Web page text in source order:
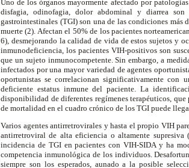
Uno de los órganos mayormente afectado por
disfagia, odinofagia, dolor abdominal y diarrea son
gastrointestinales (TGI) son una de las condiciones
muerte (2). Afectan el 50% de los pacientes
6), desmejorando la calidad de vida de estos sujetos y
inmunodeficiencia, los pacientes VIH-positivos son
que un sujeto inmunocompetente. Sin embargo, a
infectados por una mayor variedad de agentes
oportunistas se correlacionan significativamente
deficiente estatus inmune del paciente. La
disponibilidad de diferentes regímenes terapéuticos,
de mortalidad en el cuadro crónico de los TGI puede
Varios agentes antirretrovirales y hasta el propio VIH
antirretroviral de alta eficiencia o altamente
incidencia de TGI en pacientes con VIH-SIDA y ha
competencia inmunológica de los individuos.
siempre son los esperados, aunado a la posible